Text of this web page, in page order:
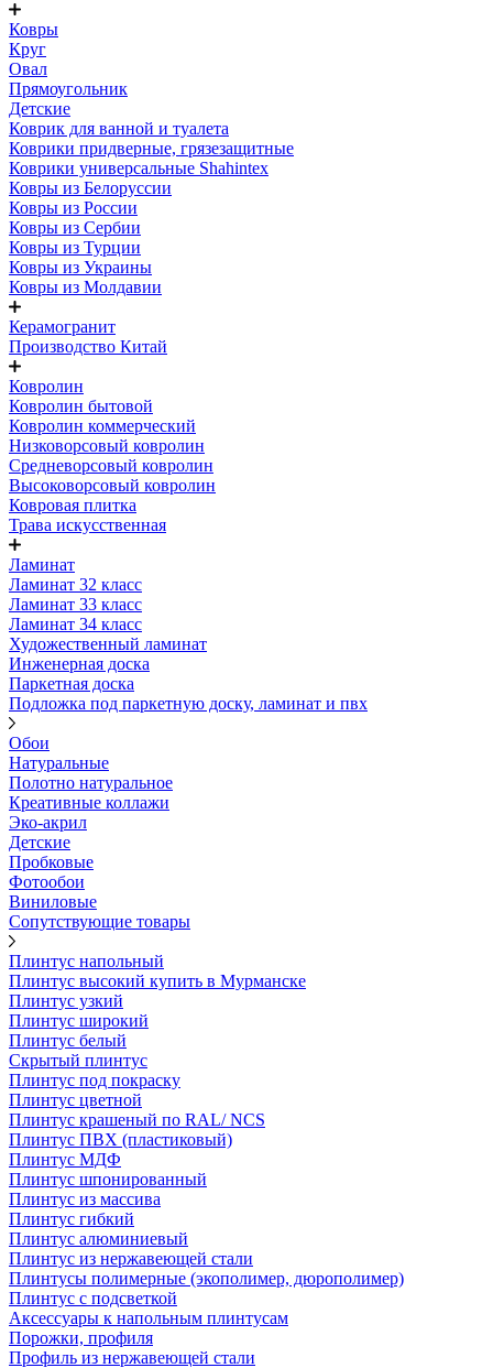
Ковры
Круг
Овал
Прямоугольник
Детские
Коврик для ванной и туалета
Коврики придверные, грязезащитные
Коврики универсальные Shahintex
Ковры из Белоруссии
Ковры из России
Ковры из Сербии
Ковры из Турции
Ковры из Украины
Ковры из Молдавии
Керамогранит
Производство Китай
Ковролин
Ковролин бытовой
Ковролин коммерческий
Низковорсовый ковролин
Средневорсовый ковролин
Высоковорсовый ковролин
Ковровая плитка
Трава искусственная
Ламинат
Ламинат 32 класс
Ламинат 33 класс
Ламинат 34 класс
Художественный ламинат
Инженерная доска
Паркетная доска
Подложка под паркетную доску, ламинат и пвх
Обои
Натуральные
Полотно натуральное
Креативные коллажи
Эко-акрил
Детские
Пробковые
Фотообои
Виниловые
Сопутствующие товары
Плинтус напольный
Плинтус высокий купить в Мурманске
Плинтус узкий
Плинтус широкий
Плинтус белый
Скрытый плинтус
Плинтус под покраску
Плинтус цветной
Плинтус крашеный по RAL/ NCS
Плинтус ПВХ (пластиковый)
Плинтус МДФ
Плинтус шпонированный
Плинтус из массива
Плинтус гибкий
Плинтус алюминиевый
Плинтус из нержавеющей стали
Плинтусы полимерные (экополимер, дюрополимер)
Плинтус с подсветкой
Аксессуары к напольным плинтусам
Порожки, профиля
Профиль из нержавеющей стали